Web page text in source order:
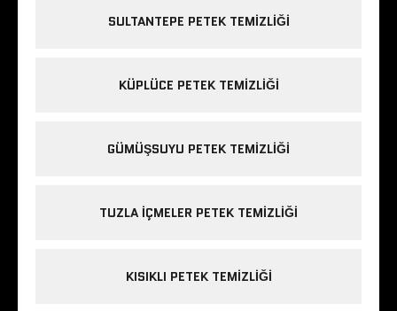
SULTANTEPE PETEK TEMIZLIĞI
KÜPLÜCE PETEK TEMIZLIĞI
GÜMÜŞSUYU PETEK TEMIZLIĞI
TUZLA IÇMELER PETEK TEMIZLIĞI
KISIKLI PETEK TEMIZLIĞI